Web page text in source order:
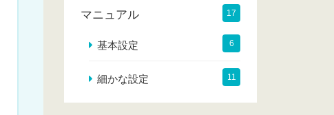
マニュアル 17
基本設定 6
細かな設定 11